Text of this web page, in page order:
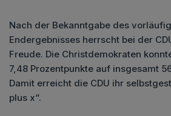
Nach der Bekanntgabe des
Endergebnisses herrscht bei der
Freude. Die Christdemokraten
7,48 Prozentpunkte auf insgesamt
Damit erreicht die CDU ihr
plus x“.